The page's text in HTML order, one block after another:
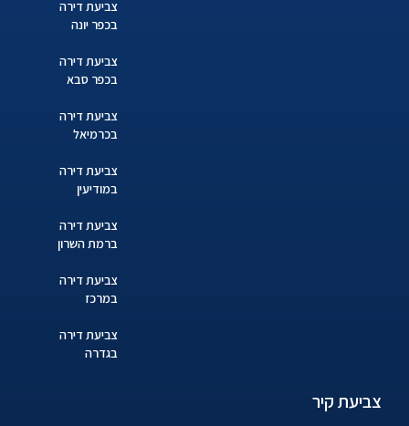
צביעת דירה
בכפר יונה
צביעת דירה
בכפר סבא
צביעת דירה
בכרמיאל
צביעת דירה
במודיעין
צביעת דירה
ברמת השרון
צביעת דירה
במרכז
צביעת דירה
בגדרה
צביעת קיר